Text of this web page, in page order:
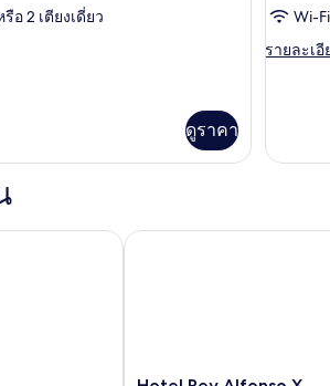
อ 2 เตียงเดี่ยว
ดูราคา
ห้อง
สแตน
Wi-
รายละเอี
ราย
กับ
ห้อง
Hotel Rey Alfonso X